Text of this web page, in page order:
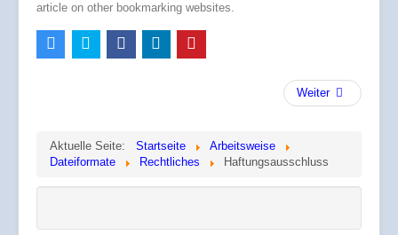
article on other bookmarking websites.
Weiter
Aktuelle Seite: Startseite
Arbeitsweise
Dateiformate
Rechtliches Haftungsausschluss